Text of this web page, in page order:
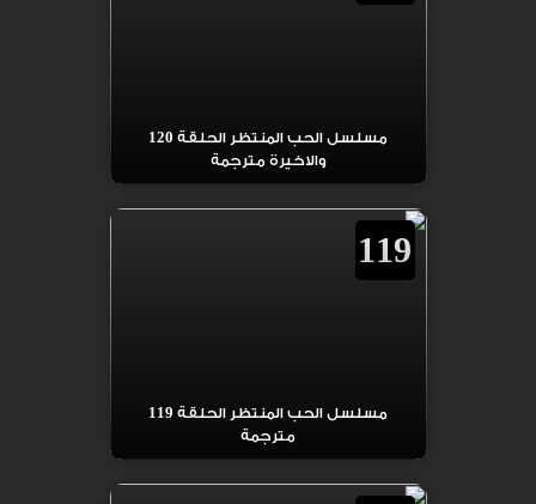
مسلسل الحب المنتظر الحلقة 120
والاخيرة مترجمة
119
مسلسل الحب المنتظر الحلقة 119
مترجمة